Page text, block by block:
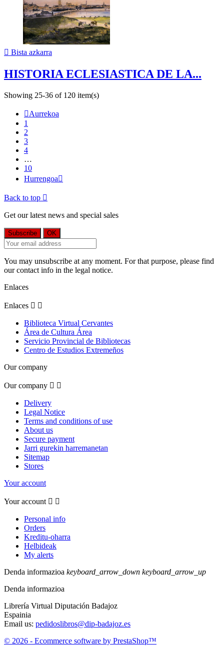
 Bista azkarra
HISTORIA ECLESIASTICA DE LA...
Showing 25-36 of 120 item(s)
Aurrekoa
1
2
3
4
…
10
Hurrengoa
Back to top 
Get our latest news and special sales
You may unsubscribe at any moment. For that purpose, please find
our contact info in the legal notice.
Enlaces
Enlaces  
Biblioteca Virtual Cervantes
Área de Cultura Área
Servicio Provincial de Bibliotecas
Centro de Estudios Extremeños
Our company
Our company  
Delivery
Legal Notice
Terms and conditions of use
About us
Secure payment
Jarri gurekin harremanetan
Sitemap
Stores
Your account
Your account  
Personal info
Orders
Kreditu-oharra
Helbideak
My alerts
Denda informazioa keyboard_arrow_down keyboard_arrow_up
Denda informazioa
Librería Virtual Diputación Badajoz
Espainia
Email us: pedidoslibros@dip-badajoz.es
© 2026 - Ecommerce software by PrestaShop™